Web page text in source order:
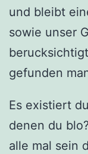
und bleibt
sowie unser
gefunden
Es existiert
denen du
alle mal sein